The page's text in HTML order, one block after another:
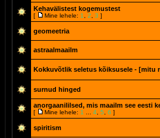
Kehavälistest kogemustest
[ Mine lehele: 1 2 3 ]
geomeetria
astraalmaailm
Kokkuvõtlik seletus kõiksusele - [mitu
surnud hinged
anorgaanililsed, mis maailm see eesti
[ Mine lehele: 1 4 5 6 ]
spiritism